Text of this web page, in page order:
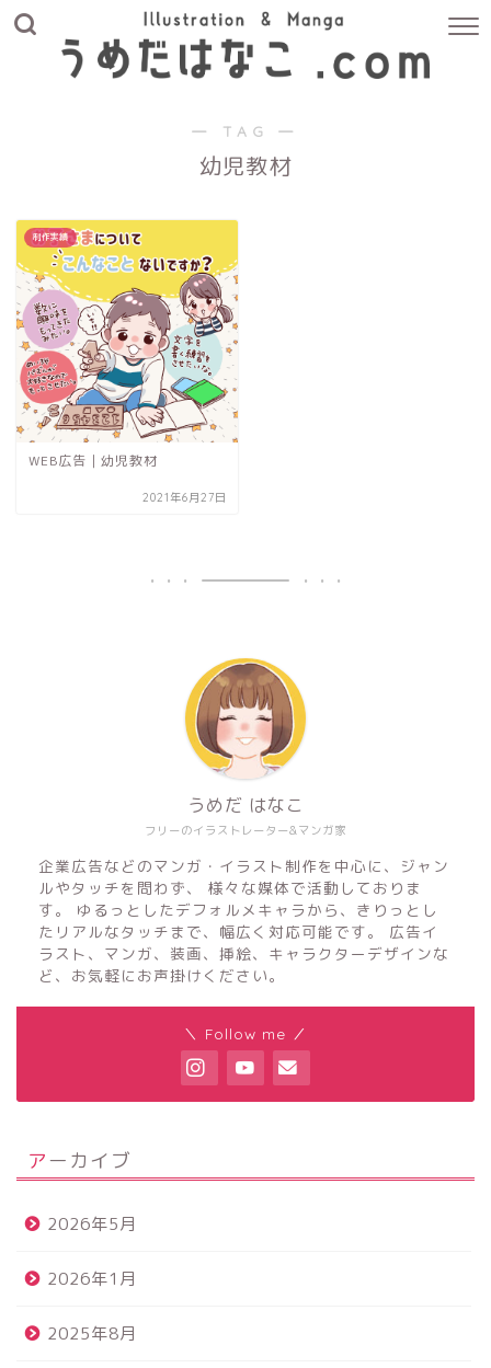
― TAG ―
幼児教材
制作実績
WEB広告｜幼児教材
2021年6月27日
フリーのイラストレーター&マンガ家
うめだ はなこ
企業広告などのマンガ・イラスト制作を中心に、ジャン
ルやタッチを問わず、 様々な媒体で活動しておりま
す。 ゆるっとしたデフォルメキャラから、きりっとし
たリアルなタッチまで、幅広く対応可能です。 広告イ
ラスト、マンガ、装画、挿絵、キャラクターデザインな
ど、お気軽にお声掛けください。
＼ Follow me ／
アーカイブ
2026年5月
2026年1月
2025年8月